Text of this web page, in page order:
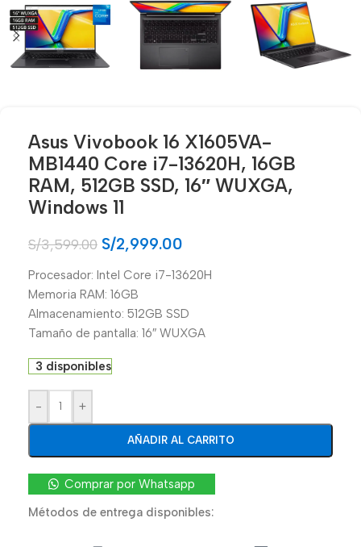
Asus Vivobook 16 X1605VA-
MB1440 Core i7-13620H, 16GB
RAM, 512GB SSD, 16″ WUXGA,
Windows 11
S/3,599.00 S/2,999.00
Procesador: Intel Core i7-13620H
Memoria RAM: 16GB
Almacenamiento: 512GB SSD
Tamaño de pantalla: 16″ WUXGA
3 disponibles
- +
AÑADIR AL CARRITO
Comprar por Whatsapp
Métodos de entrega disponibles: